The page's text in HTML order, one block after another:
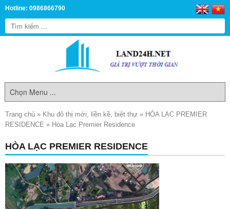
Hotline: 0986866790
Trang chủ » Khu đô thị mới, liền kề, biệt thự » HÒA LẠC PREMIER
RESIDENCE » Hòa Lạc Premier Residence
HÒA LẠC PREMIER RESIDENCE